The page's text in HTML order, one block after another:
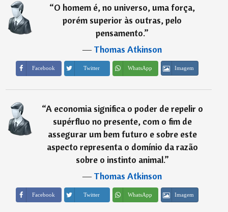
“O homem é, no universo, uma força,
porém superior às outras, pelo
pensamento.”
―Thomas Atkinson
Facebook Twitter WhatsApp Imagem
“A economia significa o poder de repelir o
supérfluo no presente, com o fim de
assegurar um bem futuro e sobre este
aspecto representa o domínio da razão
sobre o instinto animal.”
―Thomas Atkinson
Facebook Twitter WhatsApp Imagem